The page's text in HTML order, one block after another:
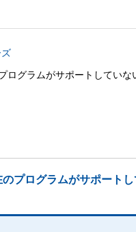
グラムがサポートしてい
プログラムがサポート